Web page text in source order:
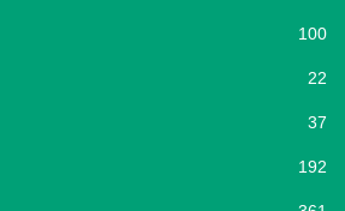
100
22
37
192